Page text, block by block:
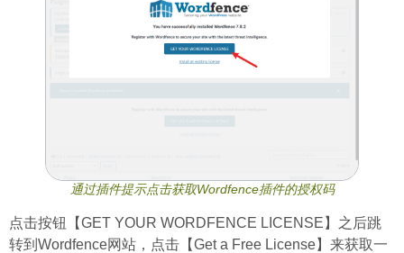
通过插件提示点击获取Wordfence插件的授权码
点击按钮【GET YOUR WORDFENCE LICENSE】之后跳
转到Wordfence网站，点击【Get a Free License】来获取一